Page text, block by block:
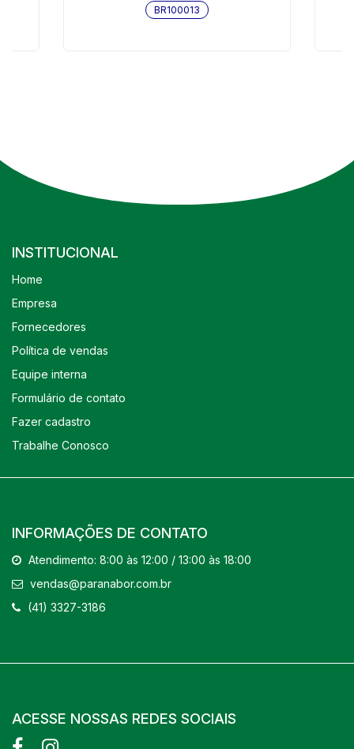
BR100013
INSTITUCIONAL
Home
Empresa
Fornecedores
Política de vendas
Equipe interna
Formulário de contato
Fazer cadastro
Trabalhe Conosco
INFORMAÇÕES DE CONTATO
Atendimento: 8:00 às 12:00 / 13:00 às 18:00
vendas@paranabor.com.br
(41) 3327-3186
ACESSE NOSSAS REDES SOCIAIS